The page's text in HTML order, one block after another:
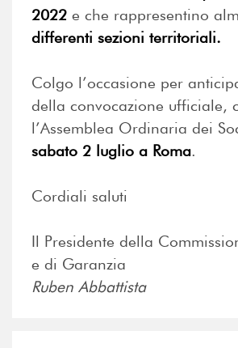
2022 e che rappresentino
differenti sezioni territoriali.
Colgo l’occasione per
della convocazione ufficiale,
l’Assemblea Ordinaria dei
sabato 2 luglio a Roma.
Cordiali saluti
Il Presidente della
e di Garanzia
Ruben Abbattista